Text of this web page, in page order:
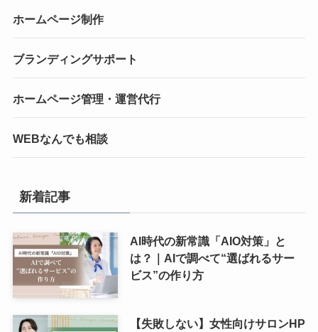
ホームページ制作
ブランディングサポート
ホームページ管理・運営代行
WEBなんでも相談
新着記事
AI時代の新常識「AIO対策」と
は？｜AIで調べて“選ばれるサー
ビス”の作り方
【失敗しない】女性向けサロンHP